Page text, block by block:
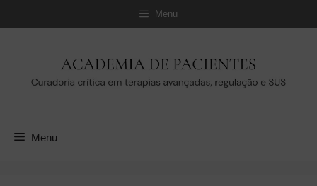
para
Menu
Menu